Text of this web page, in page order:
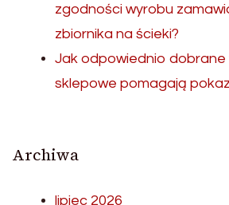
zgodności wyrobu
zbiornika na ścieki?
Jak odpowiednio dobrane
sklepowe pomagają
Archiwa
lipiec 2026